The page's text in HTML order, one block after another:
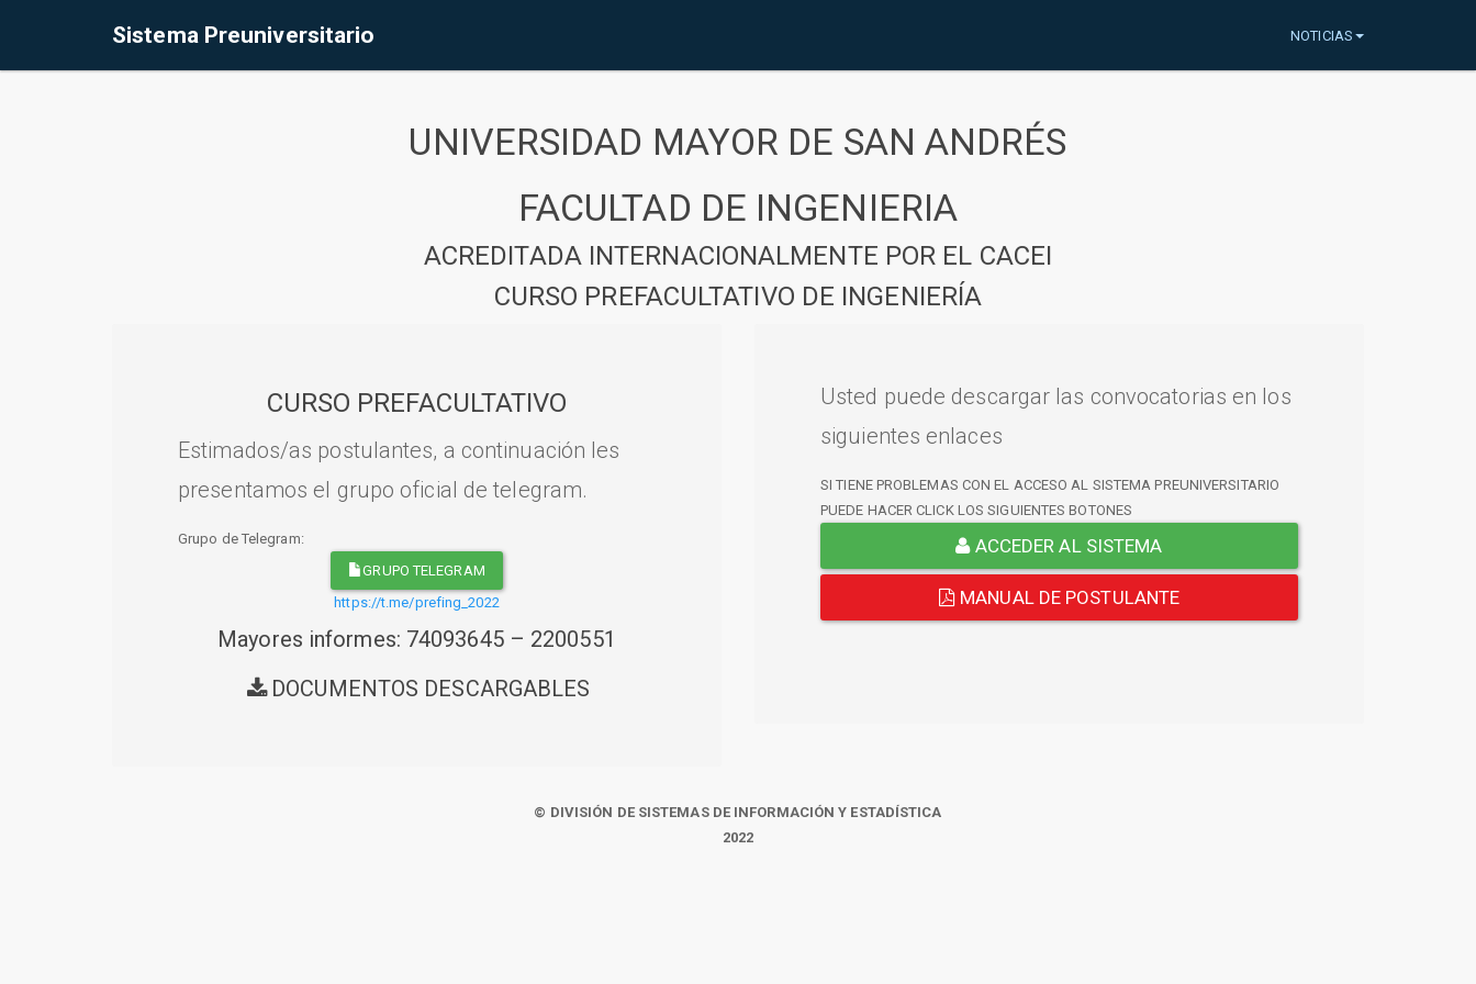
Sistema Preuniversitario NOTICIAS
UNIVERSIDAD MAYOR DE SAN ANDRÉS
FACULTAD DE INGENIERIA
ACREDITADA INTERNACIONALMENTE POR EL CACEI
CURSO PREFACULTATIVO DE INGENIERÍA
CURSO PREFACULTATIVO
Estimados/as postulantes, a continuación les
presentamos el grupo oficial de telegram.
Grupo de Telegram:
GRUPO TELEGRAM
https://t.me/prefing_2022
Mayores informes: 74093645 – 2200551
DOCUMENTOS DESCARGABLES
Usted puede descargar las convocatorias en los
siguientes enlaces
SI TIENE PROBLEMAS CON EL ACCESO AL SISTEMA PREUNIVERSITARIO
PUEDE HACER CLICK LOS SIGUIENTES BOTONES
ACCEDER AL SISTEMA
MANUAL DE POSTULANTE
© DIVISIÓN DE SISTEMAS DE INFORMACIÓN Y ESTADÍSTICA
2022